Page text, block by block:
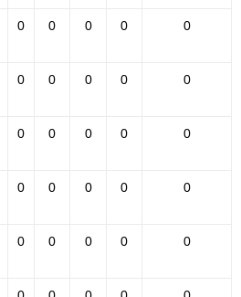
0 0 0 0 0
0 0 0 0 0
0 0 0 0 0
0 0 0 0 0
0 0 0 0 0